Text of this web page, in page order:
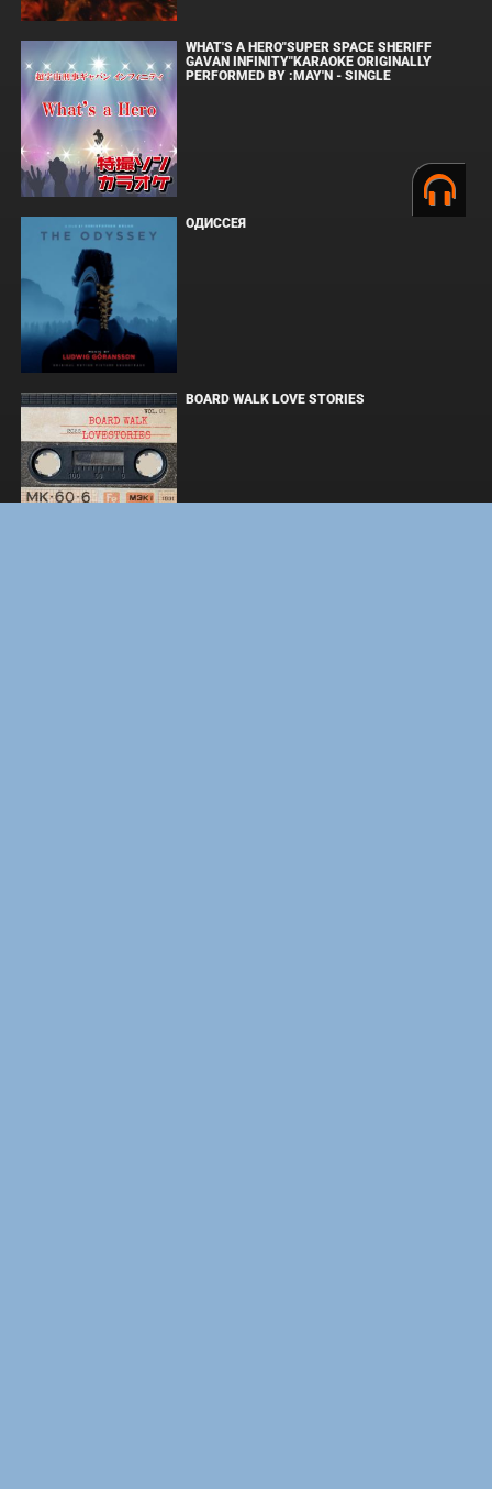
WHAT'S A HERO"SUPER SPACE SHERIFF
GAVAN INFINITY"KARAOKE ORIGINALLY
PERFORMED BY :MAY'N - SINGLE
ОДИССЕЯ
BOARD WALK LOVE STORIES